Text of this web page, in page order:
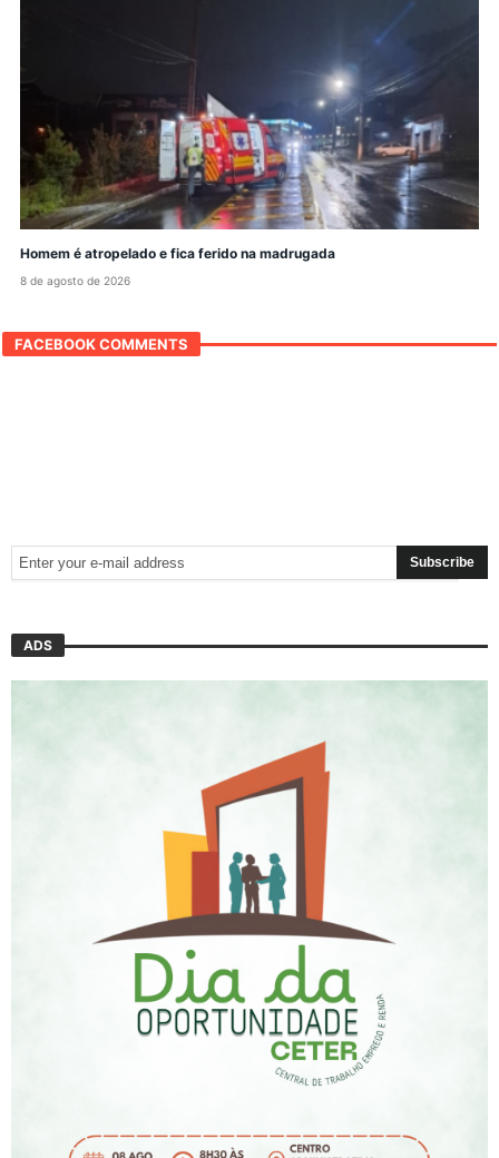
Homem é atropelado e fica ferido na madrugada
8 de agosto de 2026
FACEBOOK COMMENTS
ADS